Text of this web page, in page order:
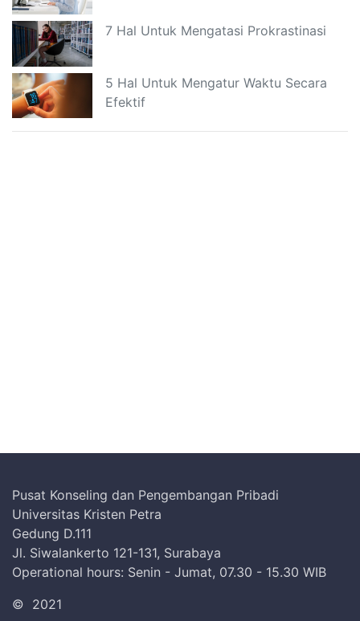
7 Hal Untuk Mengatasi Prokrastinasi
5 Hal Untuk Mengatur Waktu Secara
Efektif
Pusat Konseling dan Pengembangan Pribadi
Universitas Kristen Petra
Gedung D.111
Jl. Siwalankerto 121-131, Surabaya
Operational hours: Senin - Jumat, 07.30 - 15.30 WIB
© 2021